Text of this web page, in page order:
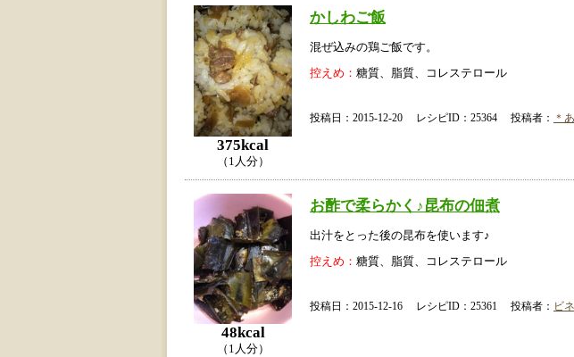
375kcal
（1人分）
かしわご飯
混ぜ込みの鶏ご飯です。
控えめ： 糖質、脂質、コレステロール
投稿日：2015-12-20 レシピID：25364 投稿者： ＊
48kcal
（1人分）
お酢で柔らかく♪昆布の佃煮
出汁をとった後の昆布を使います♪
控えめ： 糖質、脂質、コレステロール
投稿日：2015-12-16 レシピID：25361 投稿者： ビ